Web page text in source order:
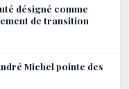
désigné comme
de transition
Michel pointe des